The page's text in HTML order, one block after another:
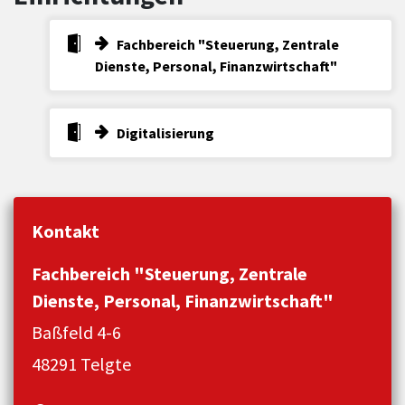
Fachbereich "Steuerung, Zentrale
Dienste, Personal, Finanzwirtschaft"
Digitalisierung
Kontakt
Fachbereich "Steuerung, Zentrale
Dienste, Personal, Finanzwirtschaft"
Baßfeld 4-6
48291 Telgte